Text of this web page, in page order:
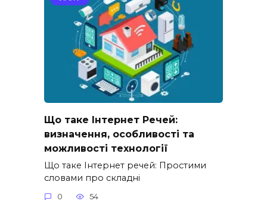
Що таке Інтернет Речей:
визначення, особливості та
можливості технології
Що таке Інтернет речей: Простими
словами про складні
0 54